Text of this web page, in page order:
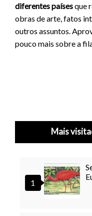
diferentes paísesque
obras de arte, fatos
outros assuntos.
pouco mais sobre a
Mais